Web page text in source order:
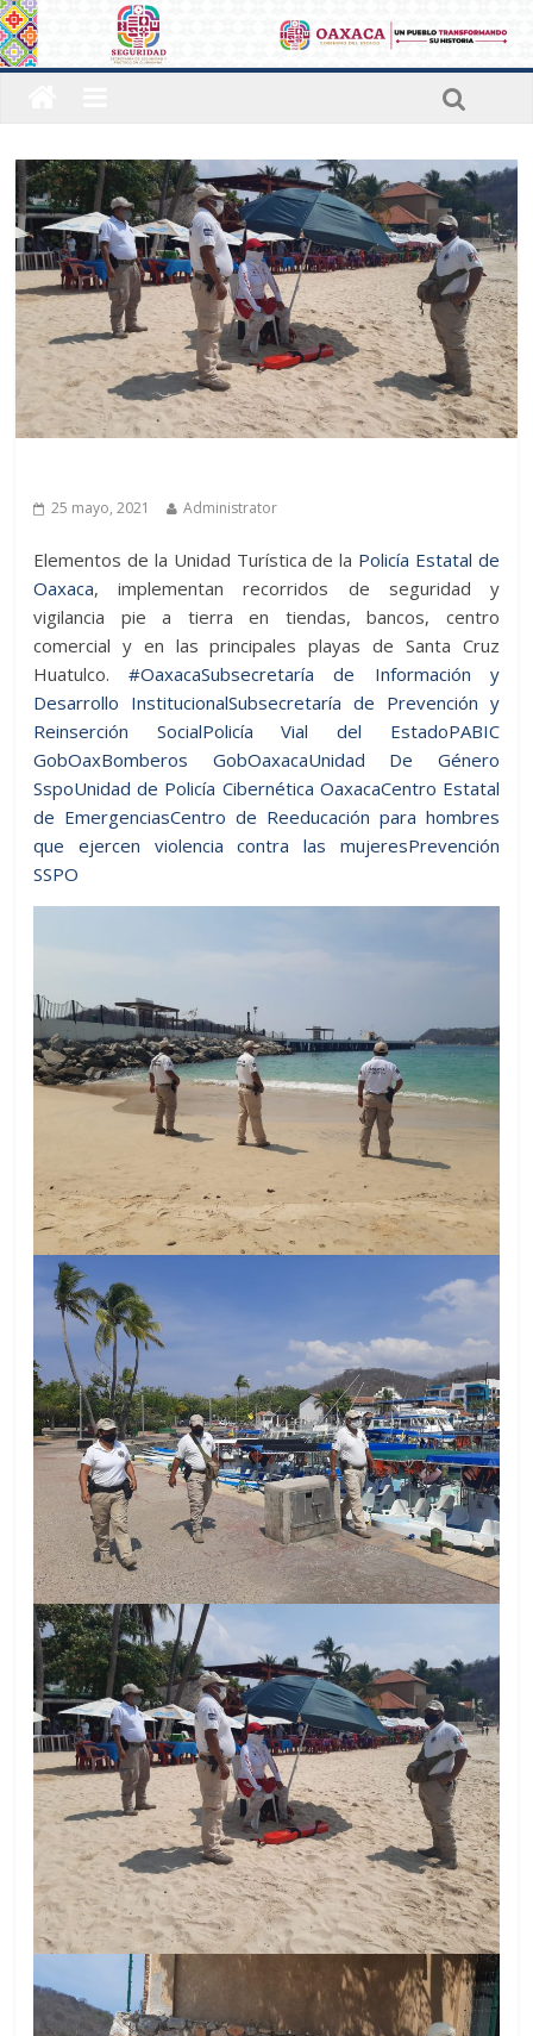
25 mayo, 2021
Administrator
Elementos de la Unidad Turística de la Policía Estatal de
Oaxaca, implementan recorridos de seguridad y
vigilancia pie a tierra en tiendas, bancos, centro
comercial y en las principales playas de Santa Cruz
Huatulco.#OaxacaSubsecretaría de Información y
Desarrollo InstitucionalSubsecretaría de Prevención y
Reinserción SocialPolicía Vial del EstadoPABIC
GobOaxBomberos GobOaxacaUnidad De Género
SspoUnidad de Policía Cibernética OaxacaCentro Estatal
de EmergenciasCentro de Reeducación para hombres
que ejercen violencia contra las mujeresPrevención
SSPO